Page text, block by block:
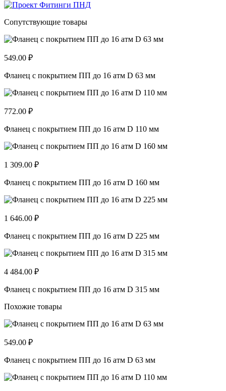
Сопутствующие товары
549.00 ₽
Фланец с покрытием ПП до 16 атм D 63 мм
772.00 ₽
Фланец с покрытием ПП до 16 атм D 110 мм
1 309.00 ₽
Фланец с покрытием ПП до 16 атм D 160 мм
1 646.00 ₽
Фланец с покрытием ПП до 16 атм D 225 мм
4 484.00 ₽
Фланец с покрытием ПП до 16 атм D 315 мм
Похожие товары
549.00 ₽
Фланец с покрытием ПП до 16 атм D 63 мм